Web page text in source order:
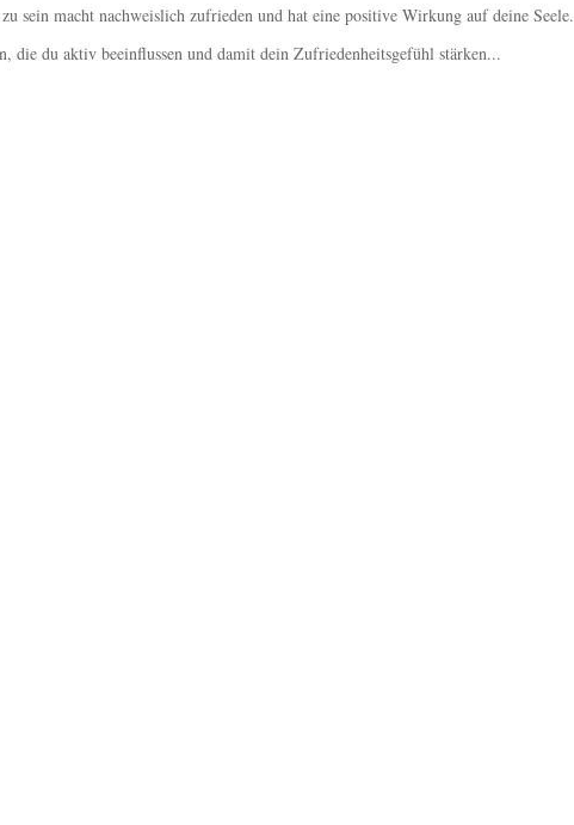
sein macht nachweislich zufrieden und hat eine positive Wirkung auf deine Seele.
die du aktiv beeinflussen und damit dein Zufriedenheitsgefühl stärken...